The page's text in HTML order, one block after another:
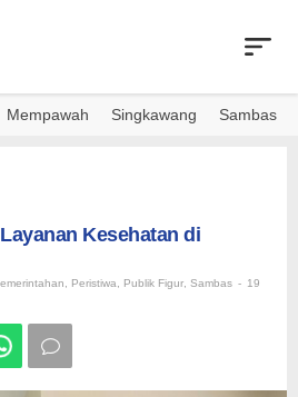
Mempawah Singkawang Sambas
Kesehatan di
Peristiwa Publik Figur Sambas - 19